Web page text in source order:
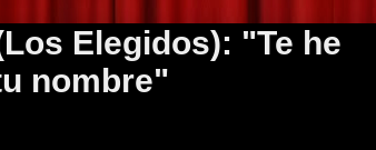
Elegidos): "Te he
nombre"